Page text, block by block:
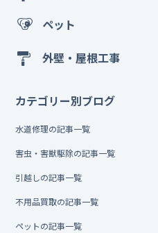
ペット
外壁・屋根工事
カテゴリー別ブログ
水道修理の記事一覧
害虫・害獣駆除の記事一覧
引越しの記事一覧
不用品買取の記事一覧
ペットの記事一覧